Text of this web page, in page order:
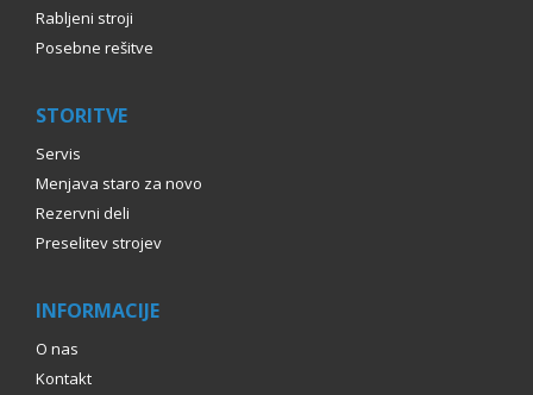
Rabljeni stroji
Posebne rešitve
STORITVE
Servis
Menjava staro za novo
Rezervni deli
Preselitev strojev
INFORMACIJE
O nas
Kontakt